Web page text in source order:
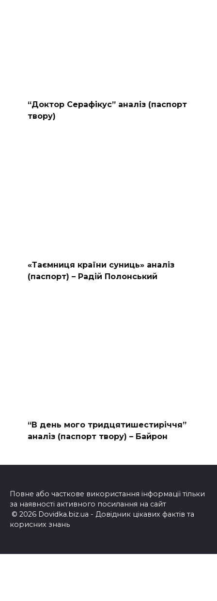
“Доктор Серафікус” аналіз (паспорт
твору)
«Таємниця країни суниць» аналіз
(паспорт) – Радій Полонський
“В день мого тридцятишестиріччя”
аналіз (паспорт твору) – Байрон
Повне або часткове використання інформації тільки
за наявності активного посилання на сайт
© 2026 Dovidka.biz.ua - Довідник цікавих фактів та
корисних знань